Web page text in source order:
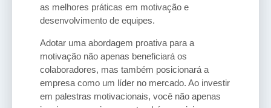
as melhores práticas em motivação e
desenvolvimento de equipes.
Adotar uma abordagem proativa para a
motivação não apenas beneficiará os
colaboradores, mas também posicionará a
empresa como um líder no mercado. Ao investir
em palestras motivacionais, você não apenas